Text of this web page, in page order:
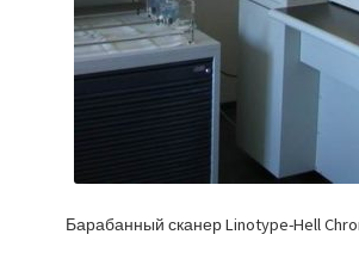
Барабанный сканер Linotype-Hell